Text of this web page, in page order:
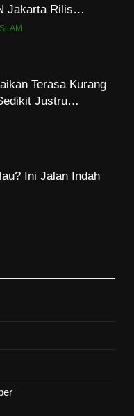
Jakarta Rilis
Genzi Selama
Terasa Kurang
Justru
Ini Jalan Indah